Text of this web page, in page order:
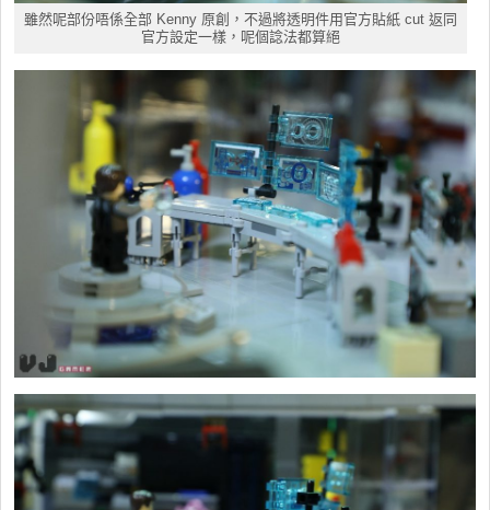
雖然呢部份唔係全部 Kenny 原創，不過將透明件用官方貼紙 cut 返同
官方設定一樣，呢個諗法都算絕